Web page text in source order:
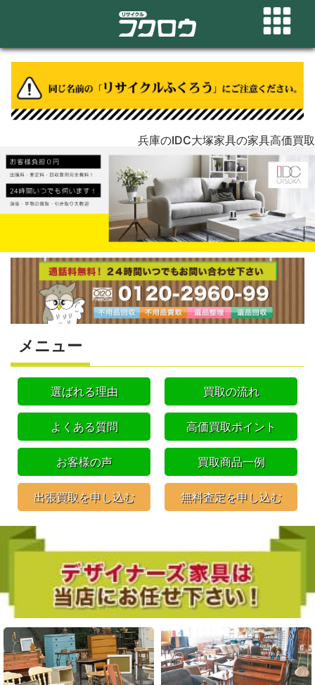
兵庫のIDC大塚家具の家具高価買取
メニュー
選ばれる理由 買取の流れ
よくある質問 高価買取ポイント
お客様の声 買取商品一例
出張買取を申し込む 無料査定を申し込む